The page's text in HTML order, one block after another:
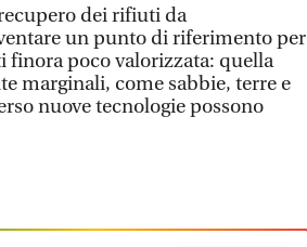
dei rifiuti da
un punto di riferimento per
poco valorizzata: quella
marginali, come sabbie, terre e
nuove tecnologie possono